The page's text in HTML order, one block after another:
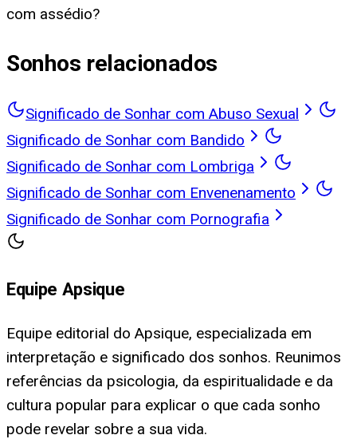
com assédio?
Sonhos relacionados
Significado de Sonhar com Abuso Sexual
Significado de Sonhar com Bandido
Significado de Sonhar com Lombriga
Significado de Sonhar com Envenenamento
Significado de Sonhar com Pornografia
Equipe Apsique
Equipe editorial do Apsique, especializada em
interpretação e significado dos sonhos. Reunimos
referências da psicologia, da espiritualidade e da
cultura popular para explicar o que cada sonho
pode revelar sobre a sua vida.